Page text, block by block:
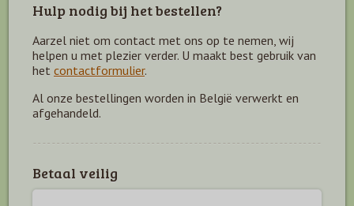
Hulp nodig bij het bestellen?
Aarzel niet om contact met ons op te nemen, wij
helpen u met plezier verder. U maakt best gebruik van
het contactformulier.
Al onze bestellingen worden in België verwerkt en
afgehandeld.
Betaal veilig